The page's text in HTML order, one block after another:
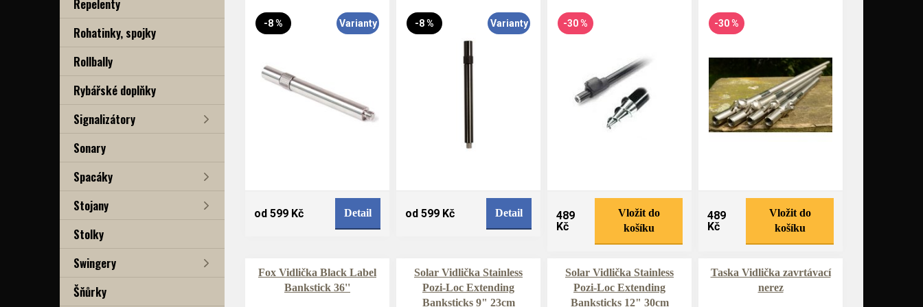
Repelenty
Rohatinky, spojky
Rollbally
Rybářské doplňky
Signalizátory
Sonary
Spacáky
Stojany
Stolky
Swingery
Šňůrky
-8 % Varianty
od 599 Kč Detail
-8 % Varianty
od 599 Kč Detail
-30 %
489
Kč
Vložit do
košíku
-30 %
489
Kč
Vložit do
košíku
Fox Vidlička Black Label
Bankstick 36''
Solar Vidlička Stainless
Pozi-Loc Extending
Banksticks 9" 23cm
Solar Vidlička Stainless
Pozi-Loc Extending
Banksticks 12" 30cm
Taska Vidlička zavrtávací
nerez